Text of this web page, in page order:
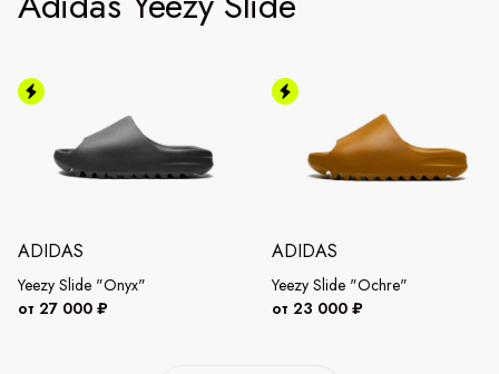
ADIDAS
Yeezy Slide "Onyx"
от 27 000 ₽
ADIDAS
Yeezy Slide "Ochre"
от 23 000 ₽